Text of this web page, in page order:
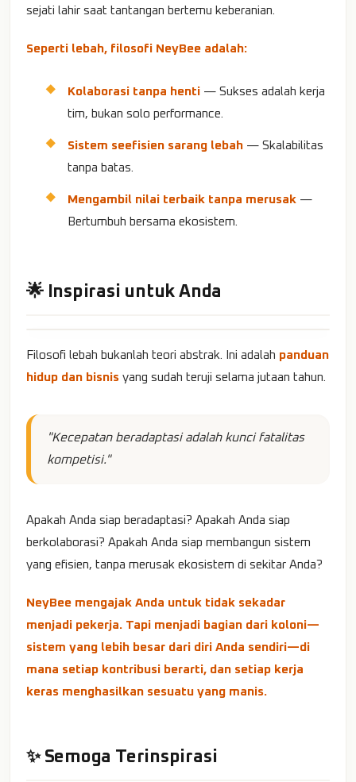
sejati lahir saat tantangan bertemu keberanian.
Seperti lebah, filosofi NeyBee adalah:
Kolaborasi tanpa henti — Sukses adalah kerja
tim, bukan solo performance.
Sistem seefisien sarang lebah — Skalabilitas
tanpa batas.
Mengambil nilai terbaik tanpa merusak —
Bertumbuh bersama ekosistem.
🌟 Inspirasi untuk Anda
Filosofi lebah bukanlah teori abstrak. Ini adalah panduan
hidup dan bisnis yang sudah teruji selama jutaan tahun.
"Kecepatan beradaptasi adalah kunci fatalitas
kompetisi."
Apakah Anda siap beradaptasi? Apakah Anda siap
berkolaborasi? Apakah Anda siap membangun sistem
yang efisien, tanpa merusak ekosistem di sekitar Anda?
NeyBee mengajak Anda untuk tidak sekadar
menjadi pekerja. Tapi menjadi bagian dari koloni—
sistem yang lebih besar dari diri Anda sendiri—di
mana setiap kontribusi berarti, dan setiap kerja
keras menghasilkan sesuatu yang manis.
✨ Semoga Terinspirasi